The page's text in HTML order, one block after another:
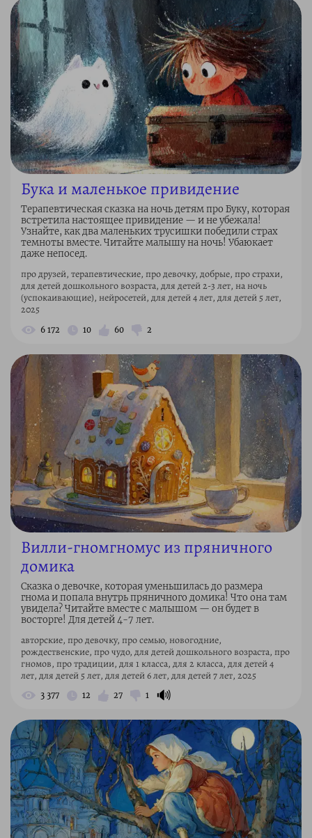
Бука и маленькое привидение
Терапевтическая сказка на ночь детям про Буку, которая
встретила настоящее привидение — и не убежала!
Узнайте, как два маленьких трусишки победили страх
темноты вместе. Читайте малышу на ночь! Убаюкает
даже непосед.
про друзей, терапевтические, про девочку, добрые, про страхи,
для детей дошкольного возраста, для детей 2-3 лет, на ночь
(успокаивающие), нейросетей, для детей 4 лет, для детей 5 лет,
2025
6 172 10 60 2
Вилли-гномгномус из пряничного
домика
Сказка о девочке, которая уменьшилась до размера
гнома и попала внутрь пряничного домика! Что она там
увидела? Читайте вместе с малышом — он будет в
восторге! Для детей 4-7 лет.
авторские, про девочку, про семью, новогодние,
рождественские, про чудо, для детей дошкольного возраста, про
гномов, про традиции, для 1 класса, для 2 класса, для детей 4
лет, для детей 5 лет, для детей 6 лет, для детей 7 лет, 2025
3 377 12 27 1 🔊